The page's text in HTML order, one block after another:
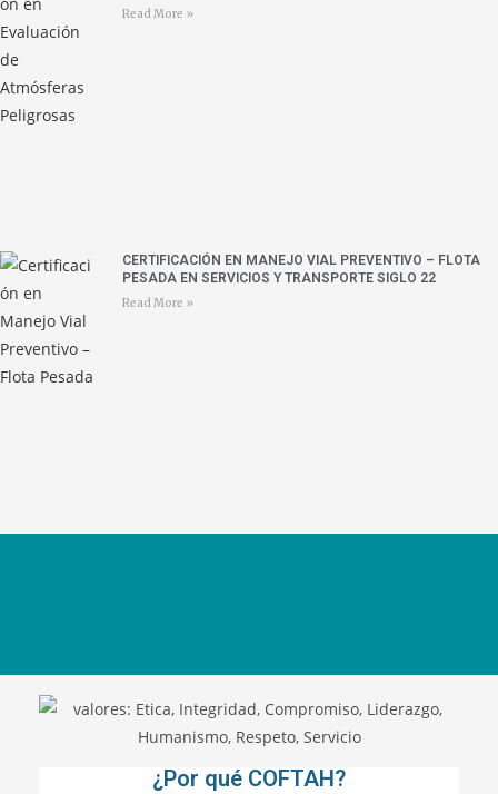
Read More »
CERTIFICACIÓN EN MANEJO VIAL PREVENTIVO – FLOTA
PESADA EN SERVICIOS Y TRANSPORTE SIGLO 22
Read More »
¿Por qué COFTAH?